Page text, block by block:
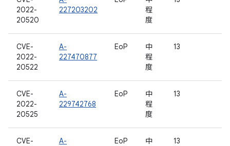
2022-
20520
227203202
程
度
CVE-
2022-
20522
A-
227470877
EoP
中
程
度
13
CVE-
2022-
20525
A-
229742768
EoP
中
程
度
13
CVE-
A-
EoP
中
13